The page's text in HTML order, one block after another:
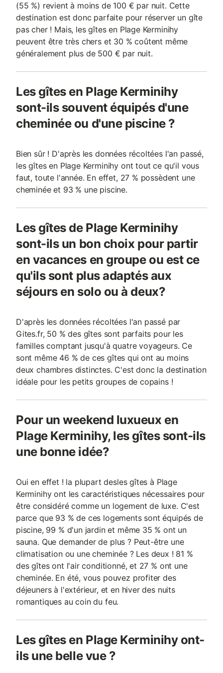
(55 %) revient à moins de 100 € par nuit. Cette
destination est donc parfaite pour réserver un gîte
pas cher ! Mais, les gîtes en Plage Kerminihy
peuvent être très chers et 30 % coûtent même
généralement plus de 500 € par nuit.
Les gîtes en Plage Kerminihy
sont-ils souvent équipés d'une
cheminée ou d'une piscine ?
Bien sûr ! D'après les données récoltées l'an passé,
les gîtes en Plage Kerminihy ont tout ce qu'il vous
faut, toute l'année. En effet, 27 % possèdent une
cheminée et 93 % une piscine.
Les gîtes de Plage Kerminihy
sont-ils un bon choix pour partir
en vacances en groupe ou est ce
qu'ils sont plus adaptés aux
séjours en solo ou à deux?
D'après les données récoltées l'an passé par
Gites.fr, 50 % des gîtes sont parfaits pour les
familles comptant jusqu'à quatre voyageurs. Ce
sont même 46 % de ces gîtes qui ont au moins
deux chambres distinctes. C'est donc la destination
idéale pour les petits groupes de copains !
Pour un weekend luxueux en
Plage Kerminihy, les gîtes sont-ils
une bonne idée?
Oui en effet ! la plupart desles gîtes à Plage
Kerminihy ont les caractéristiques nécessaires pour
être considéré comme un logement de luxe. C'est
parce que 93 % de ces logements sont équipés de
piscine, 99 % d'un jardin et même 35 % ont un
sauna. Que demander de plus ? Peut-être une
climatisation ou une cheminée ? Les deux ! 81 %
des gîtes ont l'air conditionné, et 27 % ont une
cheminée. En été, vous pouvez profiter des
déjeuners à l'extérieur, et en hiver des nuits
romantiques au coin du feu.
Les gîtes en Plage Kerminihy ont-
ils une belle vue ?